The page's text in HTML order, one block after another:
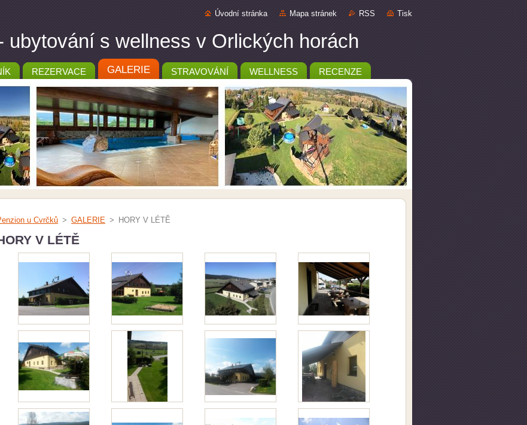
Úvodní stránka Mapa stránek RSS Tisk
ubytování s wellness v Orlických horách
REZERVACE GALERIE STRAVOVÁNÍ WELLNESS RECENZE
u Cvrčků > GALERIE > HORY V LÉTĚ
V LÉTĚ